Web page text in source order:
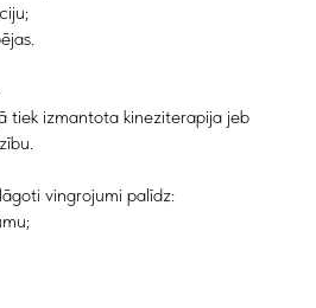
tiek izmantota kineziterapija jeb
vingrojumi palīdz: